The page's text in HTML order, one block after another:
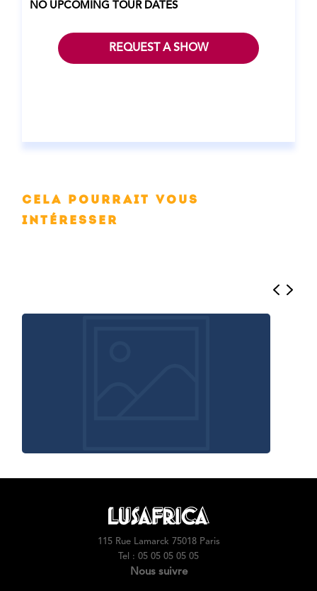
NO UPCOMING TOUR DATES
REQUEST A SHOW
Cela pourrait vous
intéresser
115 Rue Lamarck 75018 Paris
Tel : 05 05 05 05 05
Nous suivre